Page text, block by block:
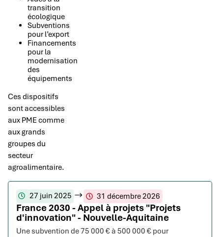
transition
écologique
Subventions
pour l’export
Financements
pour la
modernisation
des
équipements
Ces dispositifs
sont accessibles
aux PME comme
aux grands
groupes du
secteur
agroalimentaire.
27 juin 2025 31 décembre 2026
France 2030 - Appel à projets "Projets
d'innovation" - Nouvelle-Aquitaine
Une subvention de 75 000 € à 500 000 € pour